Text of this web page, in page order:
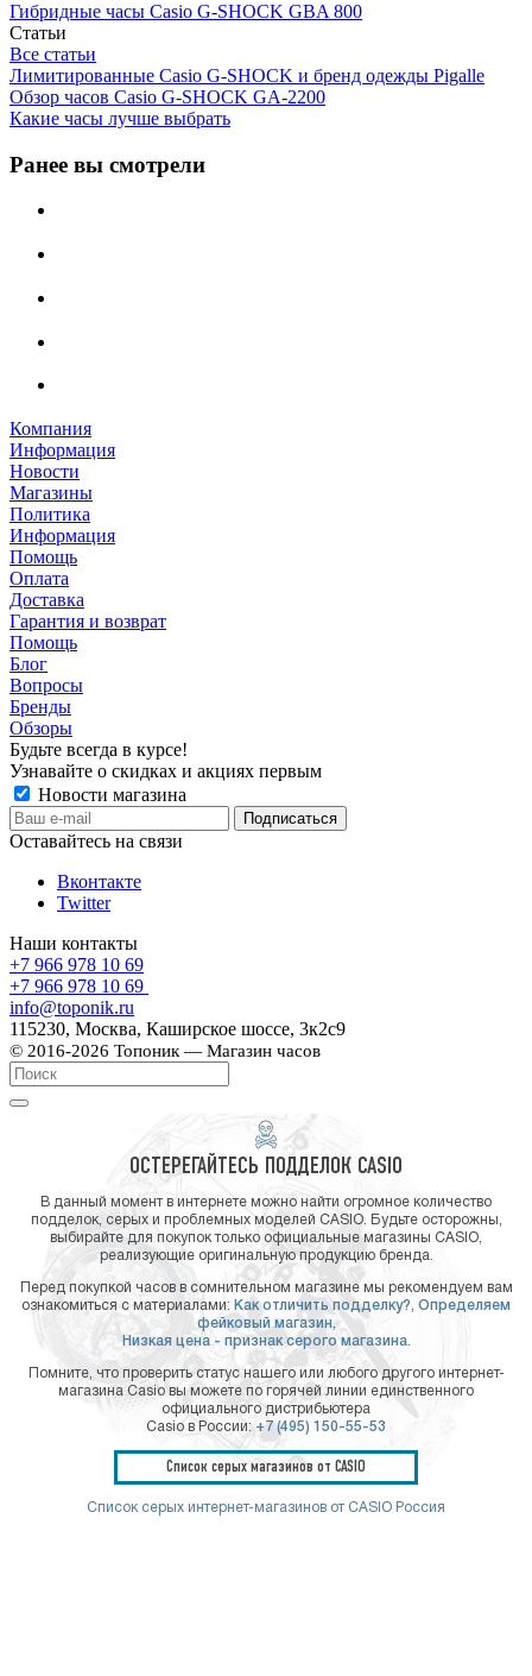
Гибридные часы Casio G-SHOCK GBA 800
Статьи
Все статьи
Лимитированные Casio G-SHOCK и бренд одежды Pigalle
Обзор часов Casio G-SHOCK GA-2200
Какие часы лучше выбрать
Ранее вы смотрели
Компания
Информация
Новости
Магазины
Политика
Информация
Помощь
Оплата
Доставка
Гарантия и возврат
Помощь
Блог
Вопросы
Бренды
Обзоры
Будьте всегда в курсе!
Узнавайте о скидках и акциях первым
Новости магазина
Оставайтесь на связи
Вконтакте
Twitter
Наши контакты
+7 966 978 10 69
+7 966 978 10 69
info@toponik.ru
115230, Москва, Каширское шоссе, 3к2с9
© 2016-2026 Топоник — Магазин часов
ОСТЕРЕГАЙТЕСЬ ПОДДЕЛОК CASIO
В данный момент в интернете можно найти огромное количество
подделок, серых и проблемных моделей CASIO. Будьте осторожны,
выбирайте для покупок только официальные магазины CASIO,
реализующие оригинальную продукцию бренда.
Перед покупкой часов в сомнительном магазине мы рекомендуем вам
ознакомиться с материалами: Как отличить подделку?, Определяем
фейковый магазин,
Низкая цена - признак серого магазина.
Помните, что проверить статус нашего или любого другого интернет-
магазина Casio вы можете по горячей линии единственного
официального дистрибьютера
Casio в России: +7 (495) 150-55-53
Список серых магазинов от CASIO
Список серых интернет-магазинов от CASIO Россия